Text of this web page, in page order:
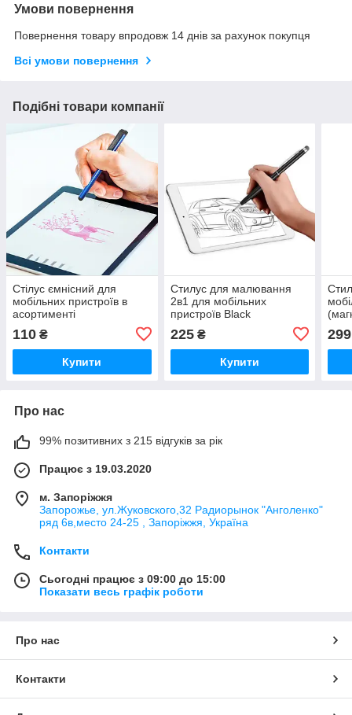
Умови повернення
Повернення товару впродовж 14 днів за рахунок покупця
Всі умови повернення
Подібні товари компанії
Стілус ємнісний для
мобільних пристроїв в
асортименті
110 ₴
Купити
Стилус для малювання
2в1 для мобільних
пристроїв Black
225₴
Купити
299
Про нас
99% позитивних з 215 відгуків за рік
Працює з 19.03.2020
м. Запоріжжя
Запорожье, ул.Жуковского,32 Радиорынок "Анголенко"
ряд 6в,место 24-25 , Запоріжжя, Україна
Контакти
Сьогодні працює з 09:00 до 15:00
Показати весь графік роботи
Про нас
Контакти